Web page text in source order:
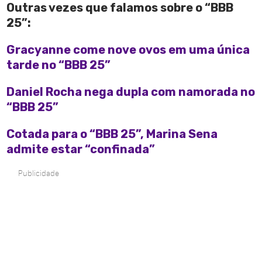
Outras vezes que falamos sobre o “BBB
25”:
Gracyanne come nove ovos em uma única
tarde no “BBB 25”
Daniel Rocha nega dupla com namorada no
“BBB 25”
Cotada para o “BBB 25”, Marina Sena
admite estar “confinada”
Publicidade